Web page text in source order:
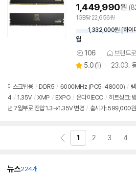
1,449,990원
1GB당 22,656원
1,332,000원 [하이
월
상
품
견
106 브랜드
별
5.0 (상
리
뷰
1) 23.03.
데스크탑용 / DDR5 / 6000MHz (PC5-48000) /
4 / 1.35V / XMP / EXPO / 온다이ECC / 히트싱크:
년 7월부로 전압 1.3→1.35V 변경 / 출시가: 599,000원
1 2 3 4
뉴스224개